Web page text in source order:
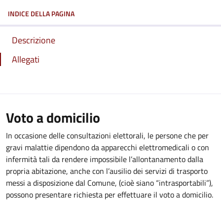
INDICE DELLA PAGINA
Descrizione
Allegati
Voto a domicilio
In occasione delle consultazioni elettorali, le persone che per
gravi malattie dipendono da apparecchi elettromedicali o con
infermità tali da rendere impossibile l’allontanamento dalla
propria abitazione, anche con l’ausilio dei servizi di trasporto
messi a disposizione dal Comune, (cioè siano “intrasportabili”),
possono presentare richiesta per effettuare il voto a domicilio.